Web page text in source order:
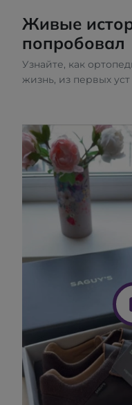
Живые
попробовал
Узнайте, как
жизнь, из первых уст